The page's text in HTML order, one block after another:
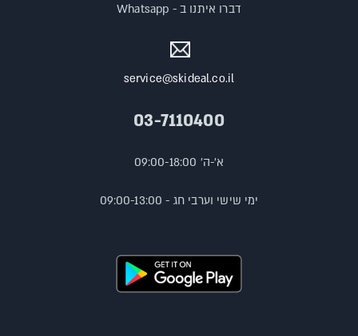
service@skideal.co.il
03-7110400
א'-ה' 09:00-18:00
ימי שישי וערבי חג - 09:00-13:00
דברו איתנו ב - Whatsapp